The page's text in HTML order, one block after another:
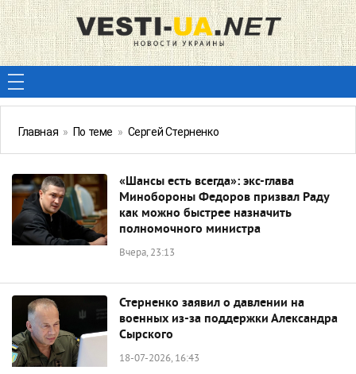
Главная » По теме » Сергей Стерненко
«Шансы есть всегда»: экс-глава
Минобороны Федоров призвал Раду
как можно быстрее назначить
полномочного министра
Вчера, 23:13
Стерненко заявил о давлении на
военных из-за поддержки Александра
Сырского
18-07-2026, 16:43